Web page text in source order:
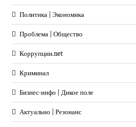
Политика | Экономика
Проблема | Общество
Коррупции.net
Криминал
Бизнес-инфо | Дикое поле
Актуально | Резонанс